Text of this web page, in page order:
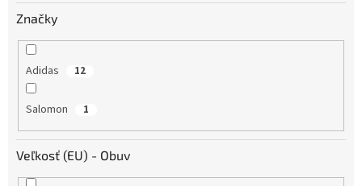
Značky
Adidas 12
Salomon 1
Veľkosť (EU) - Obuv